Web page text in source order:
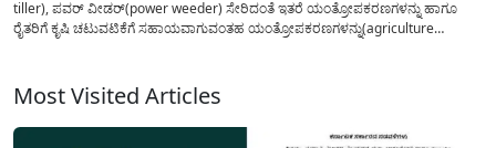
tiller), ಪವರ್ ವೀಡರ್(power weeder) ಸೇರಿದಂತೆ ಇತರೆ ಯಂತ್ರೋಪಕರಣಗಳನ್ನು ಹಾಗೂ
ರೈತರಿಗೆ ಕೃಷಿ ಚಟುವಟಿಕೆಗೆ ಸಹಾಯವಾಗುವಂತಹ ಯಂತ್ರೋಪಕರಣಗಳನ್ನು(agriculture
Most Visited Articles